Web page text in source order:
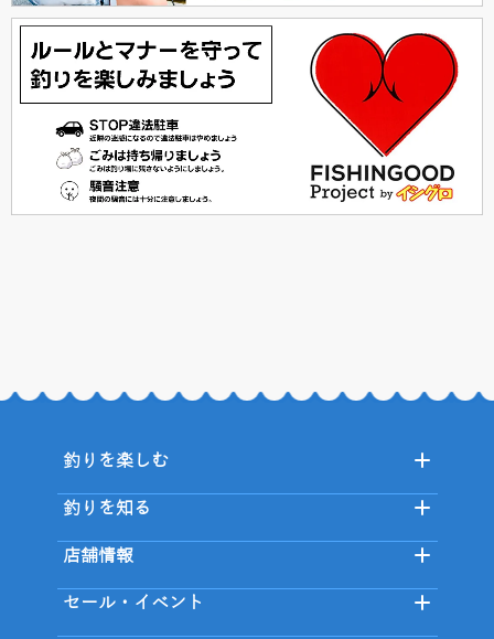
釣りを楽しむ
釣りを知る
店舗情報
セール・イベント